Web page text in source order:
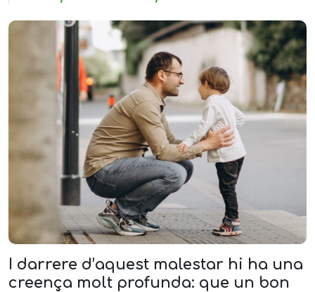
I darrere d’aquest malestar hi ha una
creença molt profunda: que un bon